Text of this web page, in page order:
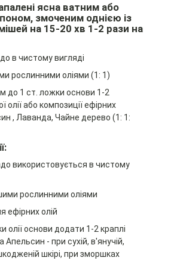
ясна ватним або
змоченим однією із
на 15-20 хв 1-2 рази на
в чистому вигляді
рослинними оліями (1: 1)
до 1 ст. ложки основи 1-2
оліїабо композиції ефірних
, Лаванда, Чайне дерево (1: 1:
використовується в чистому
рослинними оліями
ефірних олій
олії основи додати 1-2 краплі
Апельсин - при сухій, в'янучій,
шкірі, при зморшках